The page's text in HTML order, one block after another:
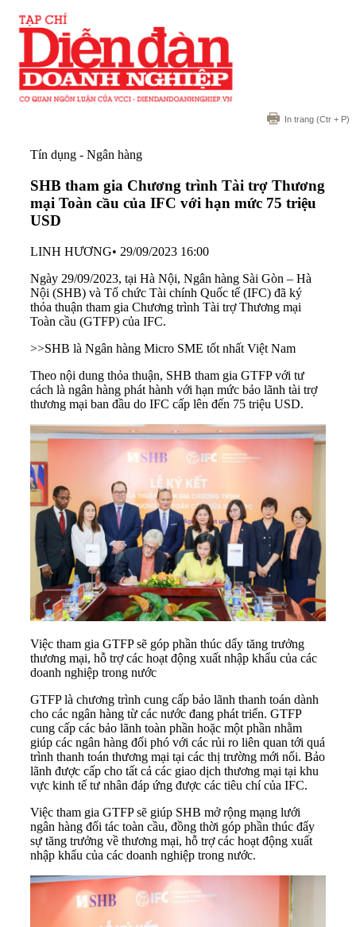
In trang (Ctr + P)
Tín dụng - Ngân hàng
SHB tham gia Chương trình Tài trợ Thương
mại Toàn cầu của IFC với hạn mức 75 triệu
USD
LINH HƯƠNG• 29/09/2023 16:00
Ngày 29/09/2023, tại Hà Nội, Ngân hàng Sài Gòn – Hà
Nội (SHB) và Tổ chức Tài chính Quốc tế (IFC) đã ký
thỏa thuận tham gia Chương trình Tài trợ Thương mại
Toàn cầu (GTFP) của IFC.
>>SHB là Ngân hàng Micro SME tốt nhất Việt Nam
Theo nội dung thỏa thuận, SHB tham gia GTFP với tư
cách là ngân hàng phát hành với hạn mức bảo lãnh tài trợ
thương mại ban đầu do IFC cấp lên đến 75 triệu USD.
Việc tham gia GTFP sẽ góp phần thúc dẩy tăng trưởng
thương mại, hỗ trợ các hoạt động xuất nhập khẩu của các
doanh nghiệp trong nước
GTFP là chương trình cung cấp bảo lãnh thanh toán dành
cho các ngân hàng từ các nước đang phát triển. GTFP
cung cấp các bảo lãnh toàn phần hoặc một phần nhằm
giúp các ngân hàng đối phó với các rủi ro liên quan tới quá
trình thanh toán thương mại tại các thị trường mới nổi. Bảo
lãnh được cấp cho tất cả các giao dịch thương mại tại khu
vực kinh tế tư nhân đáp ứng được các tiêu chí của IFC.
Việc tham gia GTFP sẽ giúp SHB mở rộng mạng lưới
ngân hàng đối tác toàn cầu, đồng thời góp phần thúc đẩy
sự tăng trưởng về thương mại, hỗ trợ các hoạt động xuất
nhập khẩu của các doanh nghiệp trong nước.